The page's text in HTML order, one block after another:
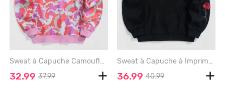
Sweat à Capuche Camouflage Brodé à Doublure en Laine - LIGHT PINK - L
32.99 37.99
Sweat à Capuche à Imprimé Rose à Doublure en Laine - BLACK - XXL
36.99 40.99